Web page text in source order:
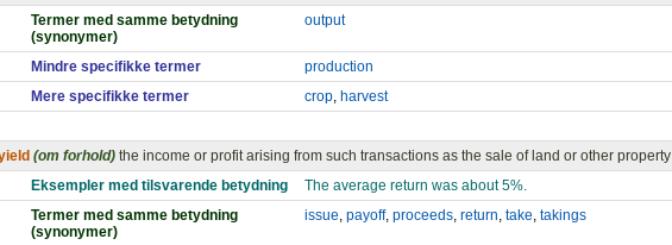
Termer med samme betydning
(synonymer)
output
Mindre specifikke termer
production
Mere specifikke termer
crop, harvest
(om forhold) the income or profit arising from such transactions as the sale of land or other property
Eksempler med tilsvarende betydning
The average return was about 5%.
Termer med samme betydning
(synonymer)
issue, payoff, proceeds, return, take, takings